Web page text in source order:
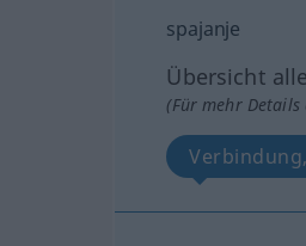
spajanje
Übersicht
(Für mehr